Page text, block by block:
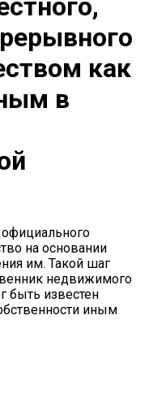
как
в
на основании
им. Такой шаг
недвижимого
быть известен
иным